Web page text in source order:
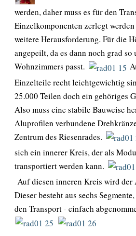
werden, daher muss es für den
Einzelkomponenten zerlegt
weitere Herausforderung. Für die
angepeilt, da es dann noch grad so
Wohnzimmers passt.
Einzelteile recht leichtgewichtig
25.000 Teilen doch ein gehöriges
Also muss eine stabile Bauweise
Aluprofilen verbundene
Zentrum des Riesenrades.
sich ein innerer Kreis, der als
transportiert werden kann.
Auf diesen inneren Kreis wird der
Dieser besteht aus sechs
den Transport - einfach